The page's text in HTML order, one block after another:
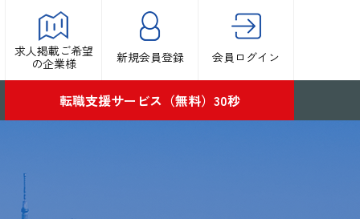
求人掲載ご希望
の企業様
新規会員登録 会員ログイン
転職支援サービス（無料）30秒